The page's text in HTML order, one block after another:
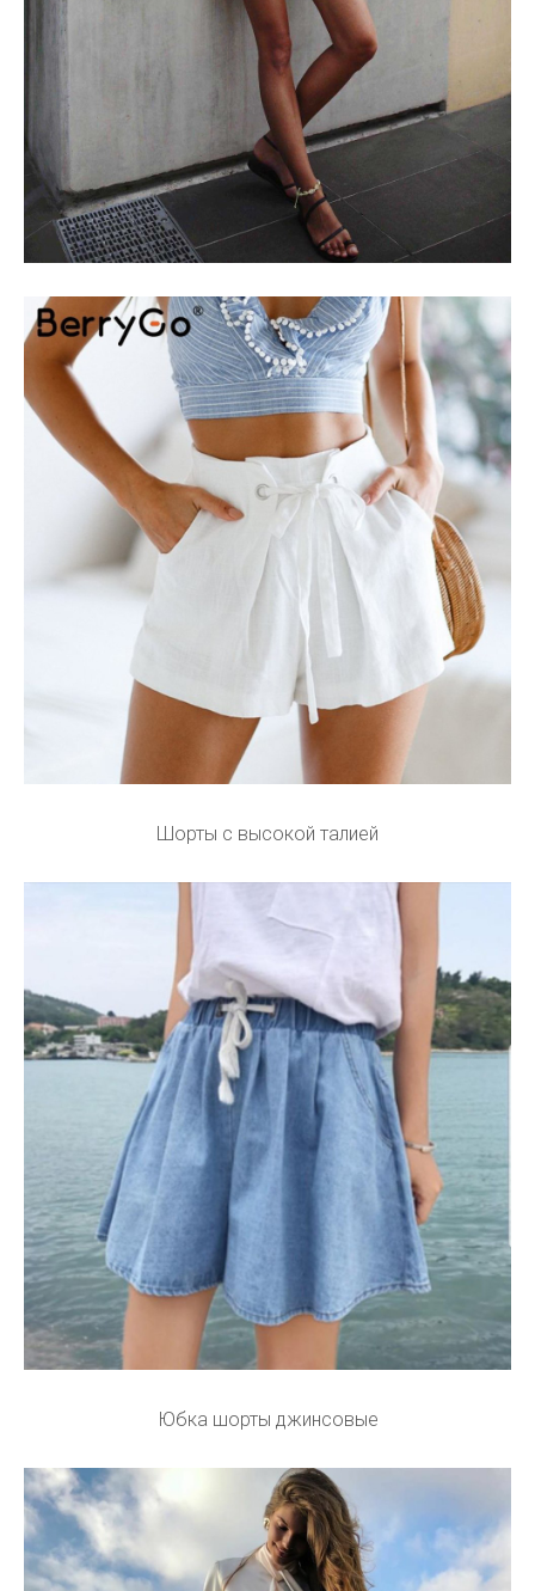
Шорты с высокой талией
Юбка шорты джинсовые